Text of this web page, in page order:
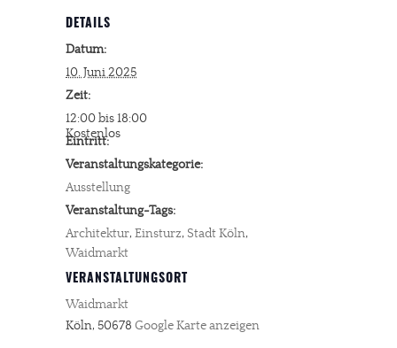
DETAILS
Datum:
10. Juni 2025
Zeit:
12:00 bis 18:00
Eintritt:
Kostenlos
Veranstaltungskategorie:
Ausstellung
Veranstaltung-Tags:
Architektur, Einsturz, Stadt Köln,
Waidmarkt
VERANSTALTUNGSORT
Waidmarkt
Köln, 50678 Google Karte anzeigen